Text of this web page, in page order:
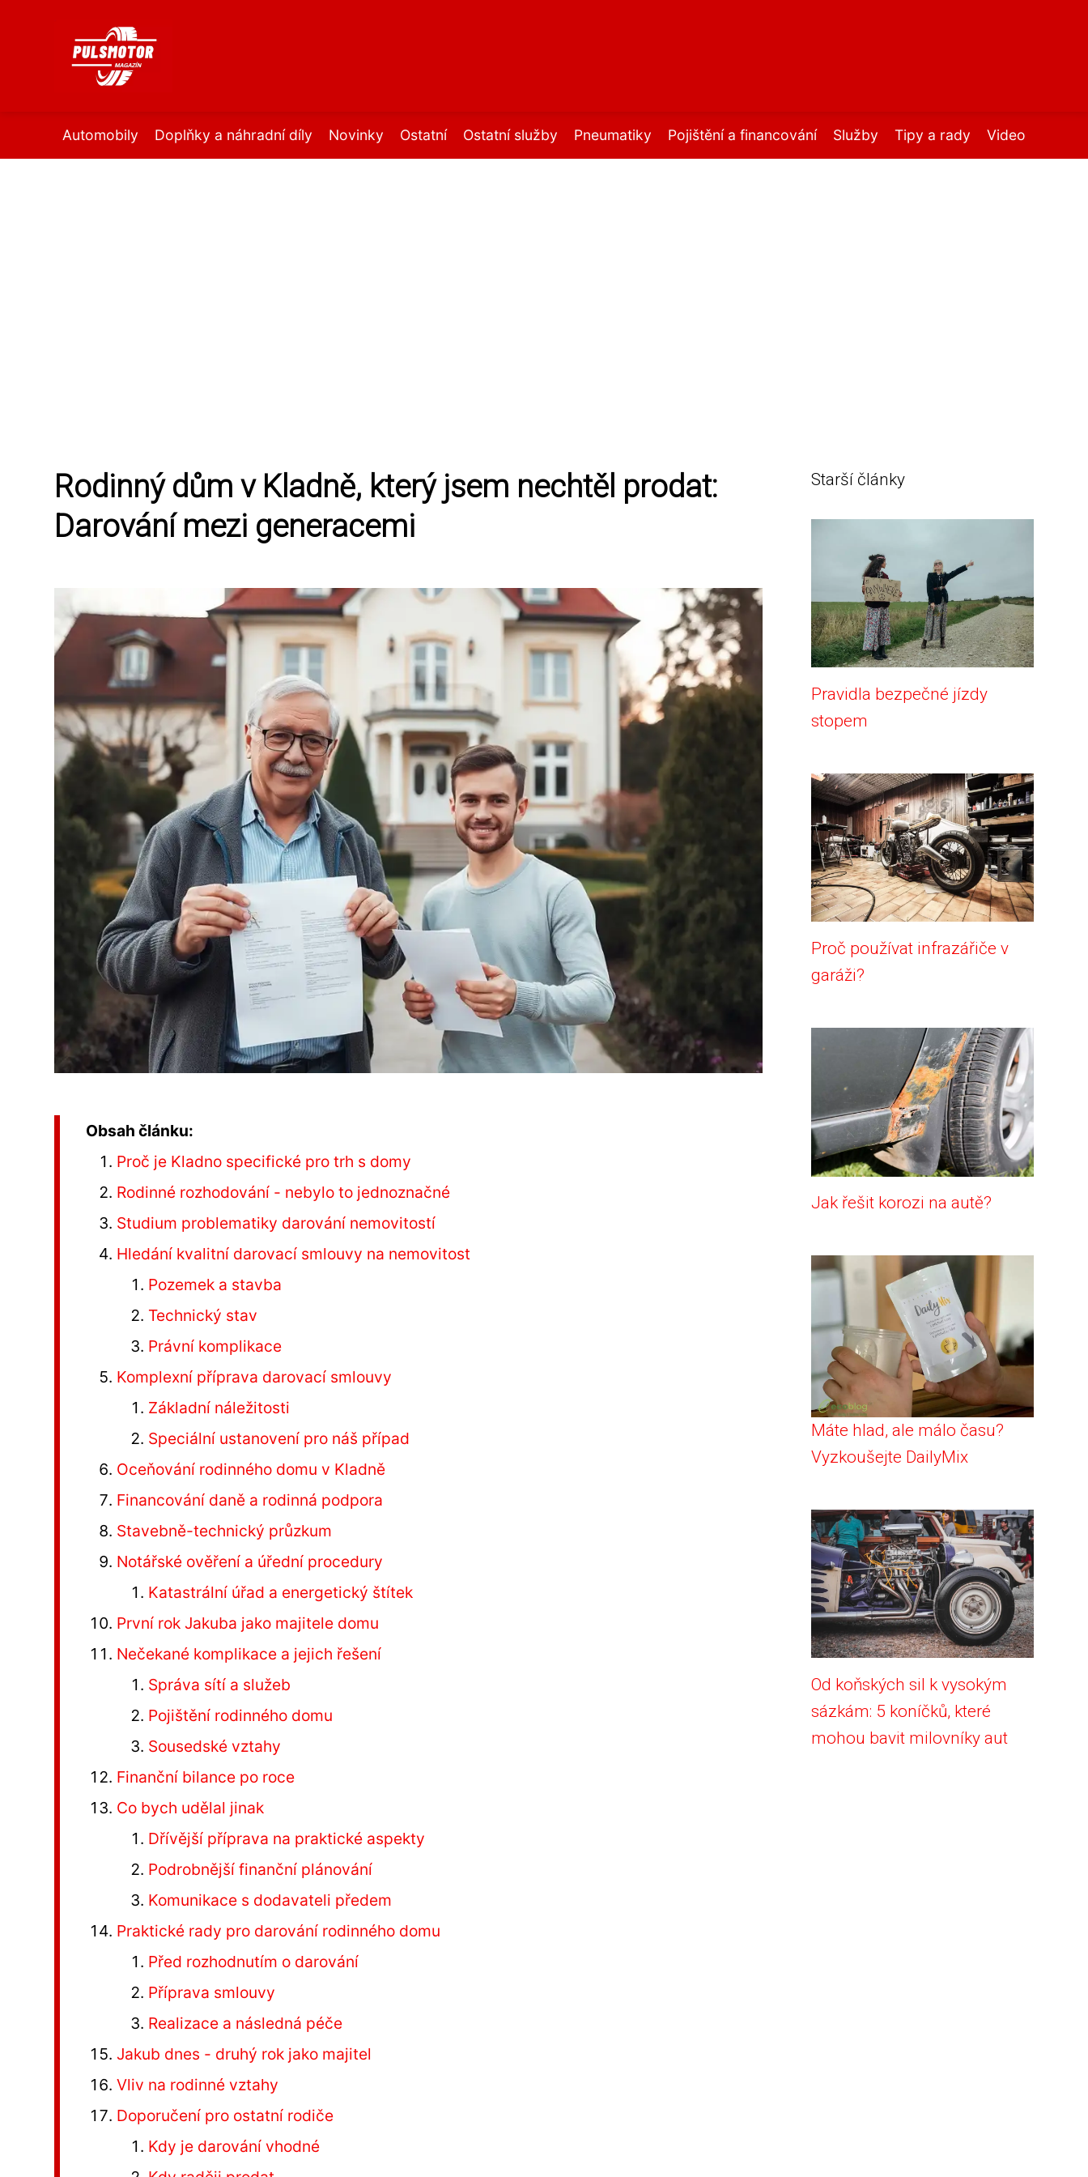
Automobily Doplňky a náhradní díly Novinky Ostatní Ostatní služby Pneumatiky Pojištění a financování Služby Tipy a rady Video
Rodinný dům v Kladně, který jsem nechtěl prodat:
Darování mezi generacemi
Obsah článku:
Proč je Kladno specifické pro trh s domy
Rodinné rozhodování - nebylo to jednoznačné
Studium problematiky darování nemovitostí
Hledání kvalitní darovací smlouvy na nemovitost
Pozemek a stavba
Technický stav
Právní komplikace
Komplexní příprava darovací smlouvy
Základní náležitosti
Speciální ustanovení pro náš případ
Oceňování rodinného domu v Kladně
Financování daně a rodinná podpora
Stavebně-technický průzkum
Notářské ověření a úřední procedury
Katastrální úřad a energetický štítek
První rok Jakuba jako majitele domu
Nečekané komplikace a jejich řešení
Správa sítí a služeb
Pojištění rodinného domu
Sousedské vztahy
Finanční bilance po roce
Co bych udělal jinak
Dřívější příprava na praktické aspekty
Podrobnější finanční plánování
Komunikace s dodavateli předem
Praktické rady pro darování rodinného domu
Před rozhodnutím o darování
Příprava smlouvy
Realizace a následná péče
Jakub dnes - druhý rok jako majitel
Vliv na rodinné vztahy
Doporučení pro ostatní rodiče
Kdy je darování vhodné
Starší články
Pravidla bezpečné jízdy
stopem
Proč používat infrazářiče v
garáži?
Jak řešit korozi na autě?
Máte hlad, ale málo času?
Vyzkoušejte DailyMix
Od koňských sil k vysokým
sázkám: 5 koníčků, které
mohou bavit milovníky aut